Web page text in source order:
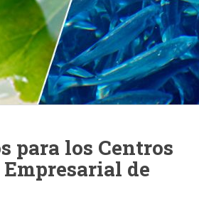
para los Centros
de